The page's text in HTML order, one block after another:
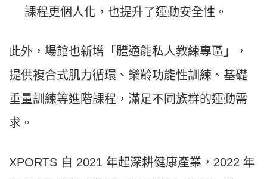
課程更個人化，也提升了運動安全性。
此外，場館也新增「體適能私人教練專區」，
提供複合式肌力循環、樂齡功能性訓練、基礎
重量訓練等進階課程，滿足不同族群的運動需
求。
XPORTS 自 2021 年起深耕健康產業，2022 年